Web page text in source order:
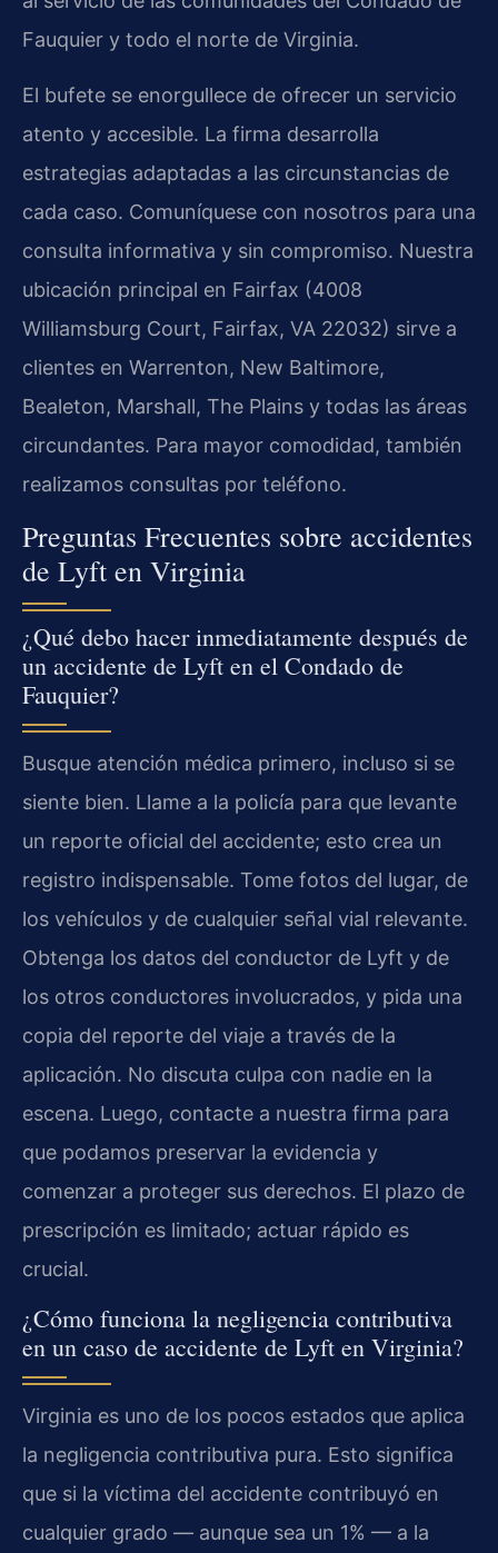
Fauquier y todo el norte de Virginia.
El bufete se enorgullece de ofrecer un servicio
atento y accesible. La firma desarrolla
estrategias adaptadas a las circunstancias de
cada caso. Comuníquese con nosotros para una
consulta informativa y sin compromiso. Nuestra
ubicación principal en Fairfax (4008
Williamsburg Court, Fairfax, VA 22032) sirve a
clientes en Warrenton, New Baltimore,
Bealeton, Marshall, The Plains y todas las áreas
circundantes. Para mayor comodidad, también
realizamos consultas por teléfono.
Preguntas Frecuentes sobre accidentes
de Lyft en Virginia
¿Qué debo hacer inmediatamente después de
un accidente de Lyft en el Condado de
Fauquier?
Busque atención médica primero, incluso si se
siente bien. Llame a la policía para que levante
un reporte oficial del accidente; esto crea un
registro indispensable. Tome fotos del lugar, de
los vehículos y de cualquier señal vial relevante.
Obtenga los datos del conductor de Lyft y de
los otros conductores involucrados, y pida una
copia del reporte del viaje a través de la
aplicación. No discuta culpa con nadie en la
escena. Luego, contacte a nuestra firma para
que podamos preservar la evidencia y
comenzar a proteger sus derechos. El plazo de
prescripción es limitado; actuar rápido es
crucial.
¿Cómo funciona la negligencia contributiva
en un caso de accidente de Lyft en Virginia?
Virginia es uno de los pocos estados que aplica
la negligencia contributiva pura. Esto significa
que si la víctima del accidente contribuyó en
cualquier grado — aunque sea un 1% — a la